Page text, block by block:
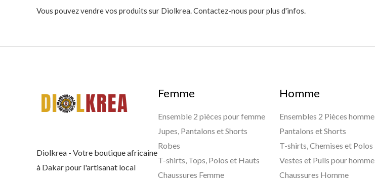
Vous pouvez vendre vos produits sur Diolkrea. Contactez-nous pour plus d'infos.
Diolkrea - Votre boutique africaine
à Dakar pour l'artisanat local
Femme
Ensemble 2 pièces pour femme
Jupes, Pantalons et Shorts
Robes
T-shirts, Tops, Polos et Hauts
Chaussures Femme
Homme
Ensembles 2 Pièces homme
Pantalons et Shorts
T-shirts, Chemises et Polos
Vestes et Pulls pour homme
Chaussures Homme